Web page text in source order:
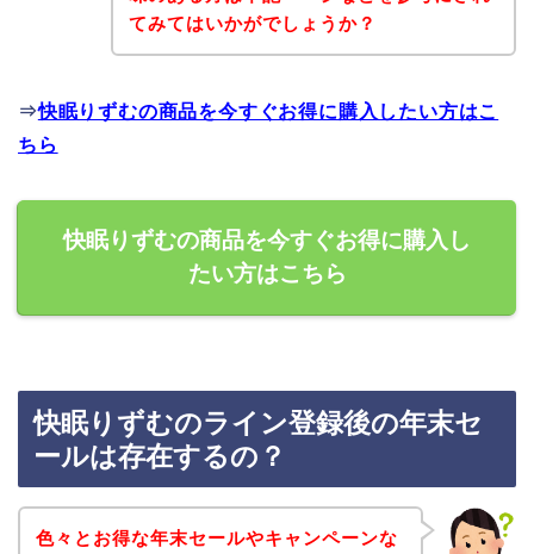
てみてはいかがでしょうか？
⇒快眠りずむの商品を今すぐお得に購入したい方はこ
ちら
快眠りずむの商品を今すぐお得に購入し
たい方はこちら
快眠りずむのライン登録後の年末セ
ールは存在するの？
色々とお得な年末セールやキャンペーンな